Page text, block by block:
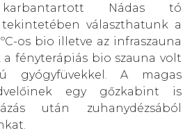
Nádas tó
választhatunk a
os bio illetve az infraszauna
a fényterápiás bio szauna volt
gyógyfüvekkel. A magas
egy gőzkabint is
után zuhanydézsából